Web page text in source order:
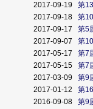
2017-09-19
第
2017-09-18
第
2017-09-17
第5
2017-09-07
第
2017-05-17
第7
2017-05-15
第7
2017-03-09
第9
2017-01-12
第
2016-09-08
第9